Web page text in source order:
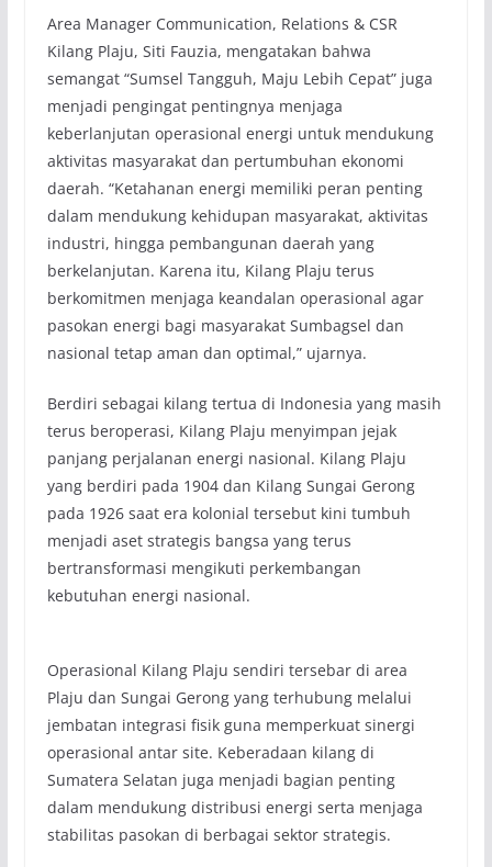
Area Manager Communication, Relations & CSR
Kilang Plaju, Siti Fauzia, mengatakan bahwa
semangat “Sumsel Tangguh, Maju Lebih Cepat” juga
menjadi pengingat pentingnya menjaga
keberlanjutan operasional energi untuk mendukung
aktivitas masyarakat dan pertumbuhan ekonomi
daerah. “Ketahanan energi memiliki peran penting
dalam mendukung kehidupan masyarakat, aktivitas
industri, hingga pembangunan daerah yang
berkelanjutan. Karena itu, Kilang Plaju terus
berkomitmen menjaga keandalan operasional agar
pasokan energi bagi masyarakat Sumbagsel dan
nasional tetap aman dan optimal,” ujarnya.
Berdiri sebagai kilang tertua di Indonesia yang masih
terus beroperasi, Kilang Plaju menyimpan jejak
panjang perjalanan energi nasional. Kilang Plaju
yang berdiri pada 1904 dan Kilang Sungai Gerong
pada 1926 saat era kolonial tersebut kini tumbuh
menjadi aset strategis bangsa yang terus
bertransformasi mengikuti perkembangan
kebutuhan energi nasional.
Operasional Kilang Plaju sendiri tersebar di area
Plaju dan Sungai Gerong yang terhubung melalui
jembatan integrasi fisik guna memperkuat sinergi
operasional antar site. Keberadaan kilang di
Sumatera Selatan juga menjadi bagian penting
dalam mendukung distribusi energi serta menjaga
stabilitas pasokan di berbagai sektor strategis.